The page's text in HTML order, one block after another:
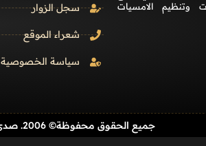
وتنظيم الامسيات
سجل الزوار
شعراء الموقع
سياسة الخصوصية
جميع الحقوق محفوظة© 2006. صدى نجد®. صنع في نجد من قبل مشعل العصيمي